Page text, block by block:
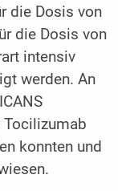
die Dosis von
die Dosis von
intensiv
werden. An
konnten und